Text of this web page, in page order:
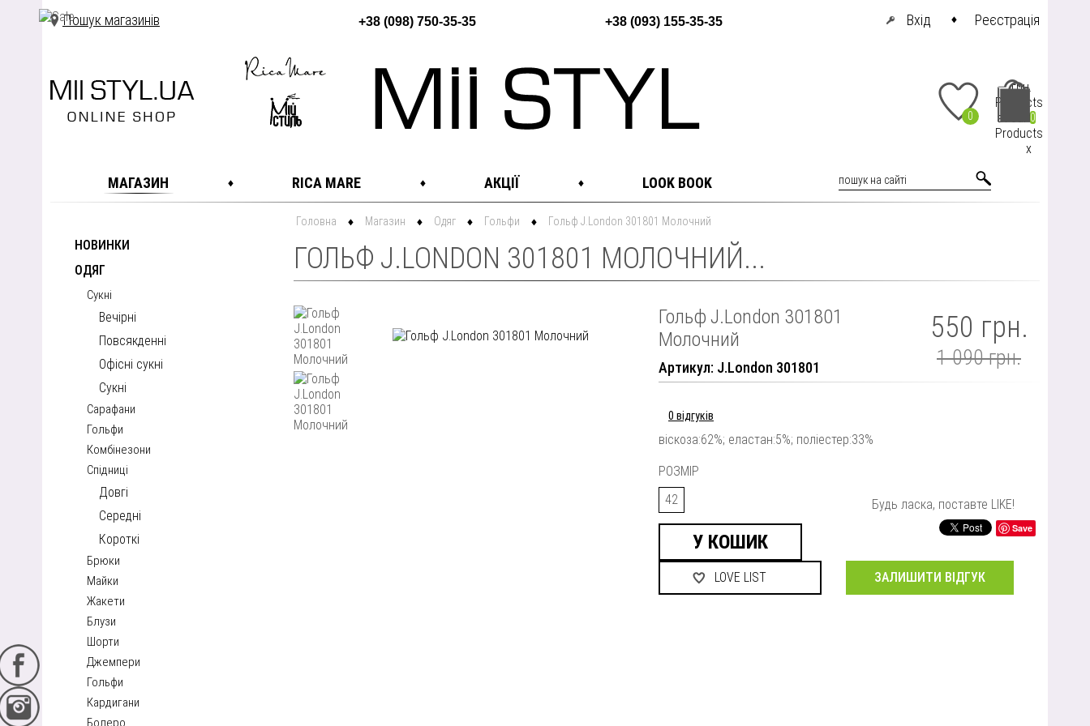
Пошук магазинів +38 (098) 750-35-35 +38 (093) 155-35-35 Вхід Реєстрація
0 0
грн.
Products
at cart
Products
x
МАГАЗИН RICA MARE АКЦІЇ LOOK BOOK
НОВИНКИ
ОДЯГ
Сукні
Вечірні
Повсякденні
Офісні сукні
Сукні
Сарафани
Гольфи
Комбінезони
Спідниці
Довгі
Середні
Короткі
Брюки
Майки
Жакети
Блузи
Шорти
Джемпери
Гольфи
Кардигани
Болеро
Головна Магазин Одяг Гольфи Гольф J.London 301801 Молочний
ГОЛЬФ J.LONDON 301801 МОЛОЧНИЙ...
Гольф J.London 301801
Молочний
Артикул: J.London 301801
550 грн.
1 090 грн.
0 відгуків
віскоза:62%; еластан:5%; поліестер:33%
РОЗМІР
42
Будь ласка, поставте LIKE!
Save
ЗАЛИШИТИ ВІДГУК